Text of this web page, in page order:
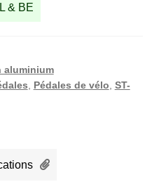
& BE
aluminium
Pédales de vélo ST-